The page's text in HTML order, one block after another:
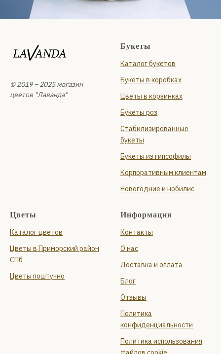
© 2019 – 2025 магазин
цветов "Лаванда"
Букеты
Каталог букетов
Букеты в коробках
Цветы в корзинках
Букеты роз
Стабилизированные
букеты
Букеты из гипсофилы
Корпоративным клиентам
Новогодние и нобилис
Цветы
Каталог цветов
Цветы в Приморский район
СПб
Цветы поштучно
Информация
Контакты
О нас
Доставка и оплата
Блог
Отзывы
Политика
конфиденциальности
Политика использования